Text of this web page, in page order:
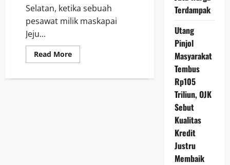
Selatan, ketika sebuah
pesawat milik maskapai
Jeju...
Read MoreRead
more
Terkait
Terdampak
Utang
Pinjol
Masyarakat
Tembus
Rp105
Triliun, OJK
Sebut
Kualitas
Kredit
Justru
Membaik